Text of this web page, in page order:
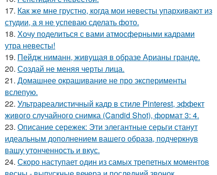
17. Как же мне грустно, когда мои невесты упархивают из
студии, а я не успеваю сделать фото.
18. Хочу поделиться с вами атмосферными кадрами
утра невесты!
19. Пейдж ниманн, живущая в образе Арианы гранде.
20. Создай не меняя черты лица.
21. Домашнее окрашивание не про эксперименты
вслепую.
22. Ультрареалистичный кадр в стиле Pinterest, эффект
живого случайного снимка (Candid Shot), формат 3: 4.
23. Описание сережек: Эти элегантные серьги станут
идеальным дополнением вашего образа, подчеркнув
вашу утонченность и вкус.
24. Скоро наступает один из самых трепетных моментов